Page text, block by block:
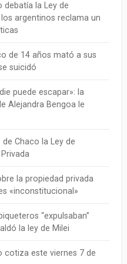
debatía la Ley de
argentinos reclama un
de 14 años mató a sus
suicidó
puede escapar»: la
Alejandra Bengoa le
Chaco la Ley de
la propiedad privada
«inconstitucional»
“expulsaban”
la ley de Milei
cotiza este viernes 7 de